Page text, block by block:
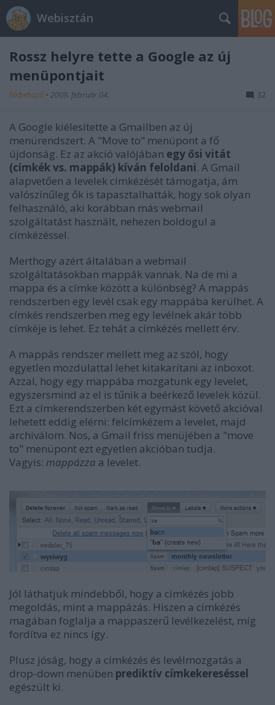
Webisztán
Rossz helyre tette a Google az új
menüpontjait
hírbehozó • 2009. február 04. 32
A Google kiélesítette a Gmailben az új
menürendszert. A "Move to" menüpont a fő
újdonság. Ez az akció valójában egy ősi vitát
(címkék vs. mappák) kíván feloldani. A Gmail
alapvetően a levelek címkézését támogatja, ám
valószínűleg ők is tapasztalhatták, hogy sok olyan
felhasználó, aki korábban más webmail
szolgáltatást használt, nehezen boldogul a
címkézéssel.
Merthogy azért általában a webmail
szolgáltatásokban mappák vannak. Na de mi a
mappa és a címke között a különbség? A mappás
rendszerben egy levél csak egy mappába kerülhet. A
címkés rendszerben meg egy levélnek akár több
címkéje is lehet. Ez tehát a címkézés mellett érv.
A mappás rendszer mellett meg az szól, hogy
egyetlen mozdulattal lehet kitakarítani az inboxot.
Azzal, hogy egy mappába mozgatunk egy levelet,
egyszersmind az el is tűnik a beérkező levelek közül.
Ezt a címkerendszerben két egymást követő akcióval
lehetett eddig elérni: felcímkézem a levelet, majd
archiválom. Nos, a Gmail friss menüjében a "move
to" menüpont ezt egyetlen akcióban tudja.
Vagyis: mappázza a levelet.
Jól láthatjuk mindebből, hogy a címkézés jobb
megoldás, mint a mappázás. Hiszen a címkézés
magában foglalja a mappaszerű levélkezelést, míg
fordítva ez nincs így.
Plusz jóság, hogy a címkézés és levélmozgatás a
drop-down menüben prediktív címkekereséssel
egészült ki.